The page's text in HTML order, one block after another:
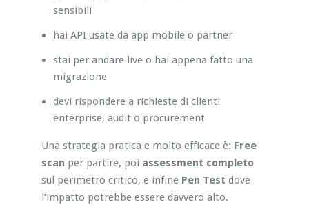
sensibili
hai API usate da app mobile o partner
stai per andare live o hai appena fatto una
migrazione
devi rispondere a richieste di clienti
enterprise, audit o procurement
Una strategia pratica e molto efficace è: Free
scan per partire, poi assessment completo
sul perimetro critico, e infine Pen Test dove
l’impatto potrebbe essere davvero alto.